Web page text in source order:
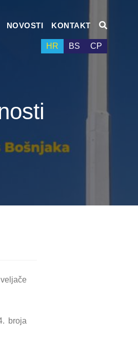
HR BS СР
NOVOSTI KONTAKT
broja